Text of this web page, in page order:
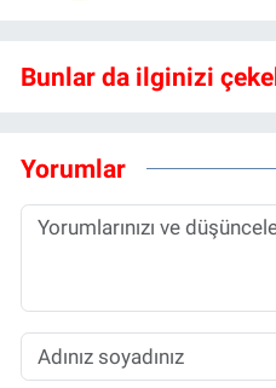
Bunlar da ilginizi
Yorumlar